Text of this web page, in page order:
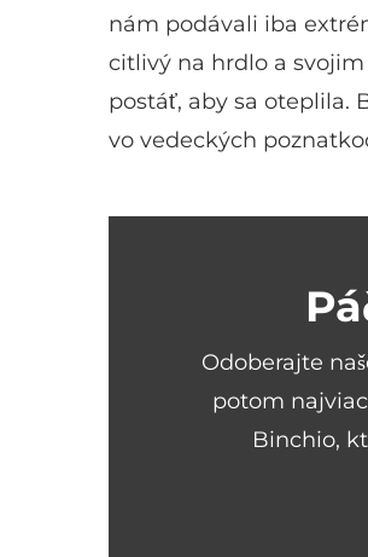
nám podávali iba
citlivý na hrdlo a
postáť, aby sa oteplila.
vo vedeckých
Odoberajte
potom
Binchio,